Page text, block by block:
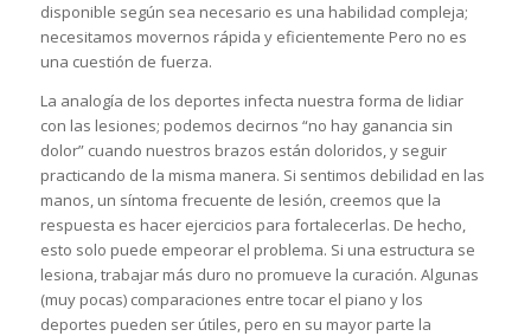
disponible según sea necesario es una habilidad compleja;
necesitamos movernos rápida y eficientemente Pero no es
una cuestión de fuerza.
La analogía de los deportes infecta nuestra forma de lidiar
con las lesiones; podemos decirnos “no hay ganancia sin
dolor” cuando nuestros brazos están doloridos, y seguir
practicando de la misma manera. Si sentimos debilidad en las
manos, un síntoma frecuente de lesión, creemos que la
respuesta es hacer ejercicios para fortalecerlas. De hecho,
esto solo puede empeorar el problema. Si una estructura se
lesiona, trabajar más duro no promueve la curación. Algunas
(muy pocas) comparaciones entre tocar el piano y los
deportes pueden ser útiles, pero en su mayor parte la